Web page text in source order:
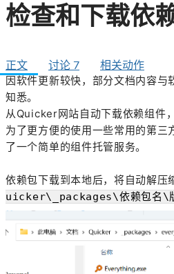
检查和下载依
正文 讨论 7 相关动作
因软件更新较快，部分文档内容与
知悉。
从Quicker网站自动下载依赖组件
为了更方便的使用一些常用的第
了一个简单的组件托管服务。
依赖包下载到本地后，将自动解压
uicker\_packages\依赖包名\